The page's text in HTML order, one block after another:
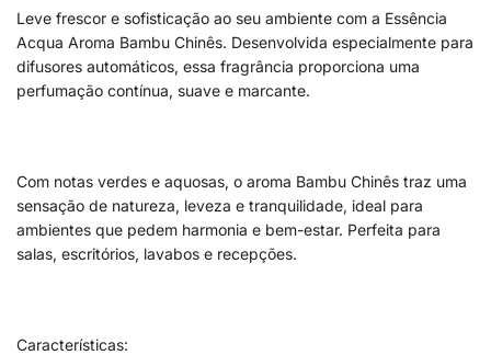
Leve frescor e sofisticação ao seu ambiente com a Essência
Acqua Aroma Bambu Chinês. Desenvolvida especialmente para
difusores automáticos, essa fragrância proporciona uma
perfumação contínua, suave e marcante.
Com notas verdes e aquosas, o aroma Bambu Chinês traz uma
sensação de natureza, leveza e tranquilidade, ideal para
ambientes que pedem harmonia e bem-estar. Perfeita para
salas, escritórios, lavabos e recepções.
Características: